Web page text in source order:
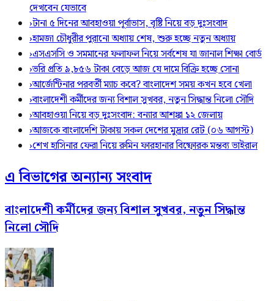
দেখবেন যেভাবে
›টানা ৫ দিনের আবহাওয়া পূর্বাভাস, বৃষ্টি নিয়ে বড় দুঃসংবাদ
›হামজা চৌধুরীর পুরানো অধ্যায় শেষ, শুরু হচ্ছে নতুন অধ্যায়
›এসএসসি ও সমমানের ফলাফল নিয়ে সর্বশেষ যা জানাল শিক্ষা বোর্ড
›ভরি প্রতি ৯,৮৫৬ টাকা বেড়ে আজ যে দামে বিক্রি হচ্ছে সোনা
›আর্জেন্টিনার পরবর্তী ম্যাচ কবে? বাংলাদেশ সময় কখন হবে খেলা
›বাংলাদেশী কর্মীদের জন্য বিশাল সুখবর, নতুন সিদ্ধান্ত নিলো সৌদি
›আবহাওয়া নিয়ে বড় দুঃসংবাদ: বন্যার আশঙ্কা ১২ জেলায়
›আজকে বাংলাদেশি টাকায় সকল দেশের মুদ্রার রেট (০৬ আগস্ট)
›শেখ হাসিনার ফেরা নিয়ে রুমিন ফারহানার বিষ্ফোরক মন্তব্য ভাইরাল
এ বিভাগের অন্যান্য সংবাদ
বাংলাদেশী কর্মীদের জন্য বিশাল সুখবর, নতুন সিদ্ধান্ত
নিলো সৌদি